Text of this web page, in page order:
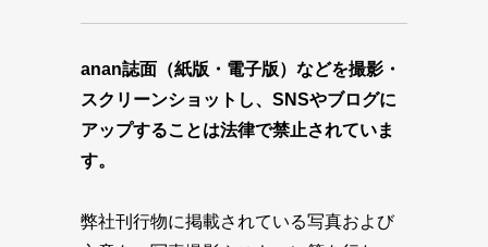
anan誌面（紙版・電子版）などを撮影・
スクリーンショットし、SNSやブログに
アップすることは法律で禁止されていま
す。
弊社刊行物に掲載されている写真および